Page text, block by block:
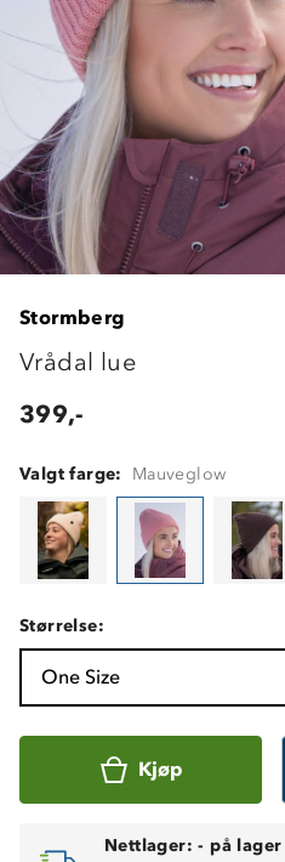
Stormberg
Vrådal lue
399,-
Valgt farge: Mauveglow
Størrelse:
One Size
Kjøp
Nettlager: - på lager